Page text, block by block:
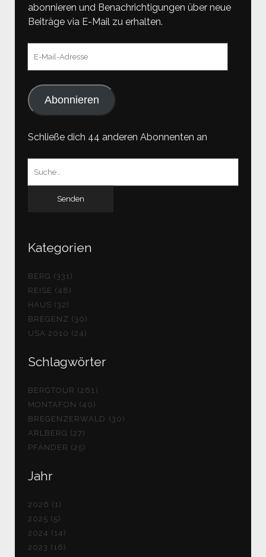
abonnieren und Benachrichtigungen über neue
Beiträge via E-Mail zu erhalten.
Abonnieren
Schließe dich 44 anderen Abonnenten an
Kategorien
BERG (331)
REISE (48)
HAUS (32)
BREGENZ (30)
USA 2010 (24)
Schlagwörter
BERGTOUR (261)
MONTAFON (40)
BREGENZERWALD (30)
ARLBERG (27)
PFÄNDER (25)
Jahr
2026 (1)
2025 (5)
2024 (14)
2023 (16)